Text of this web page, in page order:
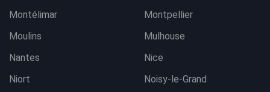
Montélimar
Montpellier
Moulins
Mulhouse
Nantes
Nice
Niort
Noisy-le-Grand